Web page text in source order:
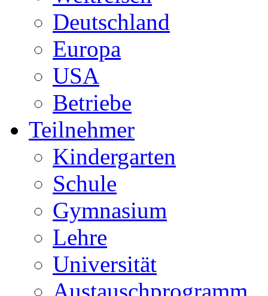
Deutschland
Europa
USA
Betriebe
Teilnehmer
Kindergarten
Schule
Gymnasium
Lehre
Universität